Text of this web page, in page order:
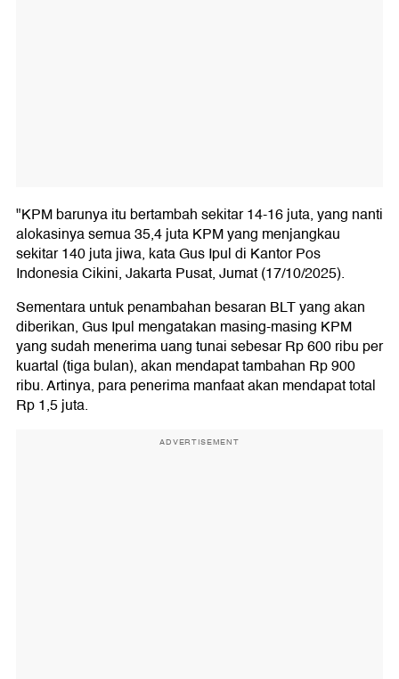
"KPM barunya itu bertambah sekitar 14-16 juta, yang nanti
alokasinya semua 35,4 juta KPM yang menjangkau
sekitar 140 juta jiwa, kata Gus Ipul di Kantor Pos
Indonesia Cikini, Jakarta Pusat, Jumat (17/10/2025).
Sementara untuk penambahan besaran BLT yang akan
diberikan, Gus Ipul mengatakan masing-masing KPM
yang sudah menerima uang tunai sebesar Rp 600 ribu per
kuartal (tiga bulan), akan mendapat tambahan Rp 900
ribu. Artinya, para penerima manfaat akan mendapat total
Rp 1,5 juta.
ADVERTISEMENT